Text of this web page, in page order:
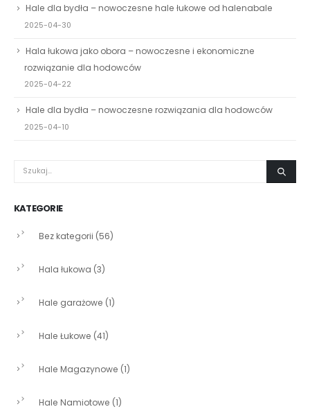
Hale dla bydła – nowoczesne hale łukowe od halenabale
2025-04-30
Hala łukowa jako obora – nowoczesne i ekonomiczne
rozwiązanie dla hodowców
2025-04-22
Hale dla bydła – nowoczesne rozwiązania dla hodowców
2025-04-10
KATEGORIE
Bez kategorii (56)
Hala łukowa (3)
Hale garażowe (1)
Hale Łukowe (41)
Hale Magazynowe (1)
Hale Namiotowe (1)